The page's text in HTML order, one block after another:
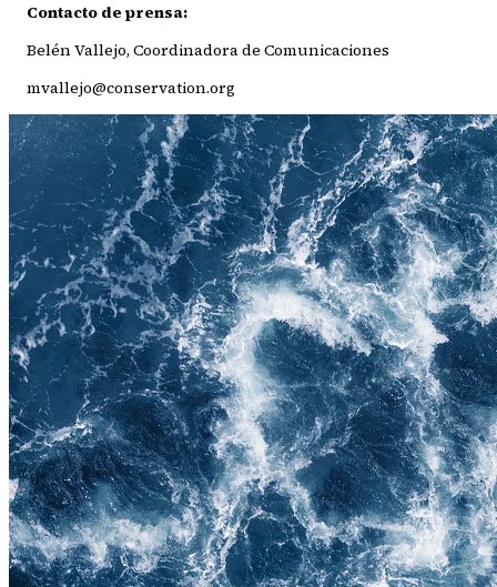
Contacto de prensa:
Belén Vallejo, Coordinadora de Comunicaciones
mvallejo@conservation.org